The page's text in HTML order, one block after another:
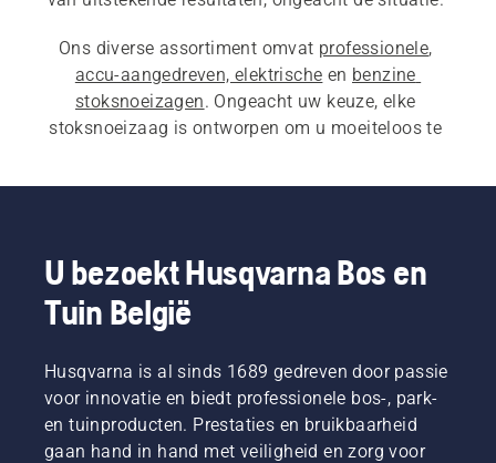
Ons diverse assortiment omvat professionele
accu-aangedreven, elektrische en benzine
stoksnoeizagen. Ongeacht uw keuze, elke
stoksnoeizaag is ontworpen om u moeiteloos te
U bezoekt Husqvarna Bos en
Tuin België
Husqvarna is al sinds 1689 gedreven door passie
voor innovatie en biedt professionele bos-, park-
en tuinproducten. Prestaties en bruikbaarheid
gaan hand in hand met veiligheid en zorg voor